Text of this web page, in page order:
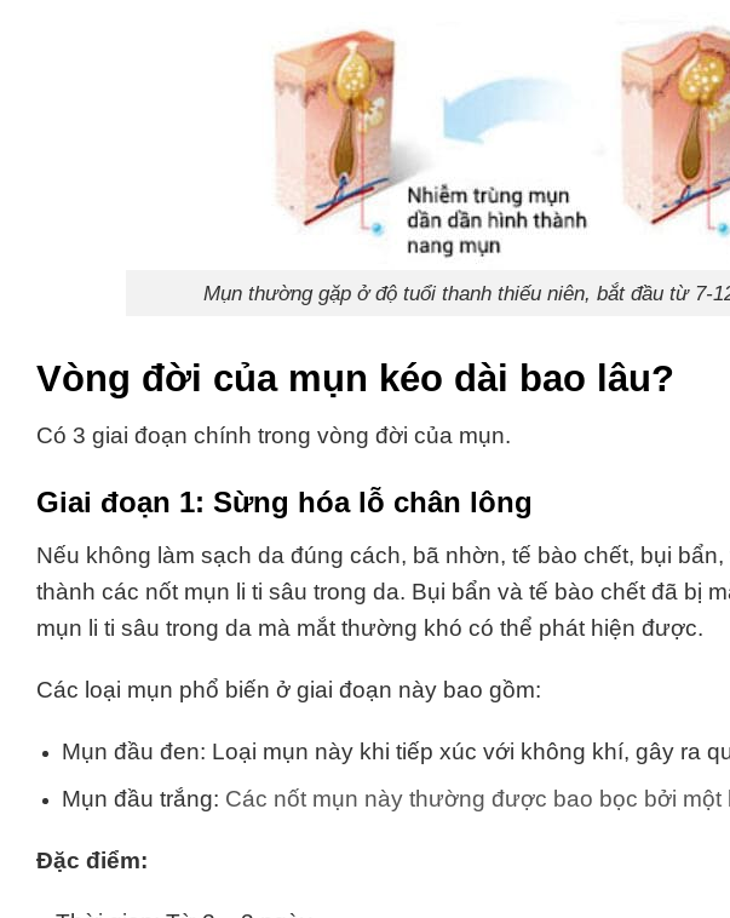
Mụn thường gặp ở độ tuổi thanh thiếu niên, bắt đầu từ 7-
Vòng đời của mụn kéo dài bao lâu?
Có 3 giai đoạn chính trong vòng đời của mụn.
Giai đoạn 1: Sừng hóa lỗ chân lông
Nếu không làm sạch da đúng cách, bã nhờn, tế bào chết, bụi
thành các nốt mụn li ti sâu trong da. Bụi bẩn và tế bào chết đã bị
mụn li ti sâu trong da mà mắt thường khó có thể phát hiện được.
Các loại mụn phổ biến ở giai đoạn này bao gồm:
Mụn đầu đen: Loại mụn này khi tiếp xúc với không khí, gây ra
Mụn đầu trắng: Các nốt mụn này thường được bao bọc bởi
Đặc điểm: